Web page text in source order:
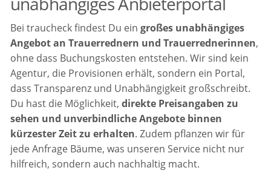
Bei traucheck findest Du eingroßes unabhängiges
Angebot an Trauerrednern und Trauerrednerinnen,
ohne dass Buchungskosten entstehen. Wir sind kein
Agentur, die Provisionen erhält, sondern ein Portal,
dass Transparenz und Unabhängigkeit großschreibt.
Du hast die Möglichkeit,direkte Preisangaben zu
sehen und unverbindliche Angebote binnen
kürzester Zeit zu erhalten. Zudem pflanzen wir für
jede Anfrage Bäume, was unseren Service nicht nur
hilfreich, sondern auch nachhaltig macht.